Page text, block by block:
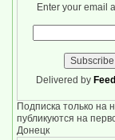
Enter your email
Delivered by
Подписка только на
публикуются на
Донецк